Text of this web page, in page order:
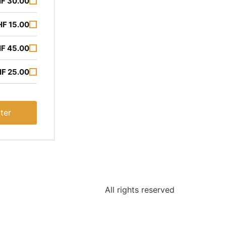
15.00
45.00
25.00
All rights reserved